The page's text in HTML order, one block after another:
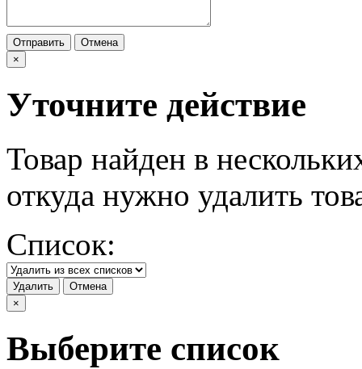
Отправить
Отмена
×
Уточните действие
Товар найден в
откуда нужно удалить
Список:
Удалить
Отмена
×
Выберите список